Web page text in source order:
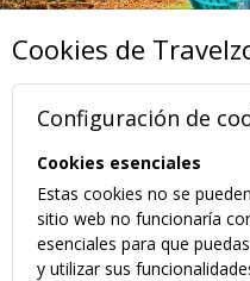
Cookies de
Configuración de
Cookies esenciales
Estas cookies no se
sitio web no funcionaría
esenciales para que
y utilizar sus